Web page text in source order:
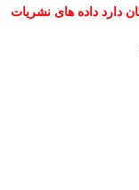
دارد داده های نشریات